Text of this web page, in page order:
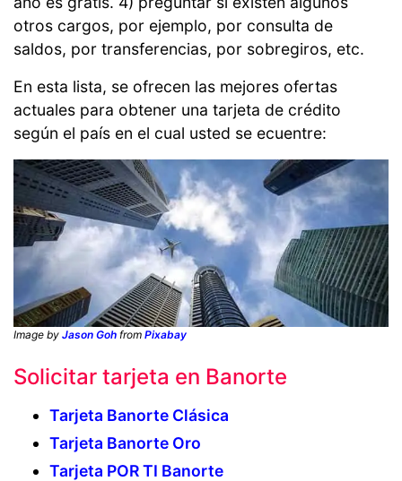
otros cargos, por ejemplo, por consulta de
saldos, por transferencias, por sobregiros, etc.
En esta lista, se ofrecen las mejores ofertas
actuales para obtener una tarjeta de crédito
según el país en el cual usted se ecuentre:
Image by Jason Goh from Pixabay
Solicitar tarjeta en Banorte
Tarjeta Banorte Clásica
Tarjeta Banorte Oro
Tarjeta POR TI Banorte